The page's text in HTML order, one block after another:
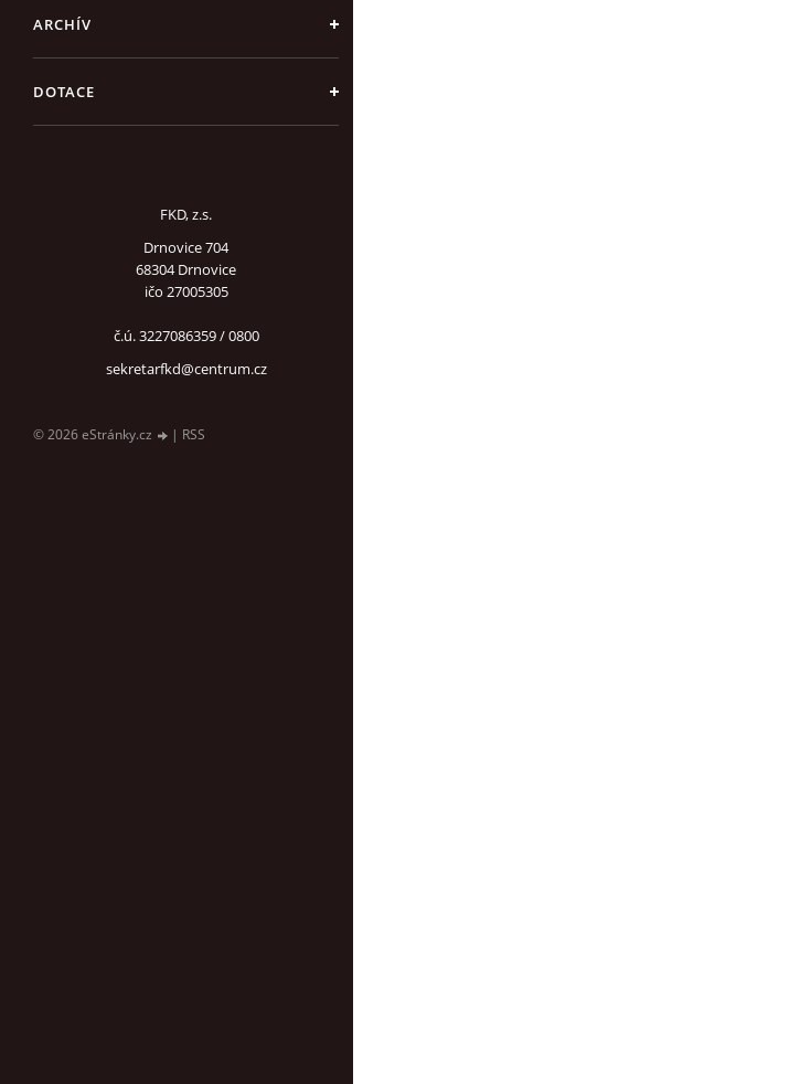
ARCHÍV
DOTACE
FKD, z.s.
Drnovice 704
68304 Drnovice
ičo 27005305
č.ú. 3227086359 / 0800
sekretarfkd@centrum.cz
© 2026 eStránky.cz | RSS